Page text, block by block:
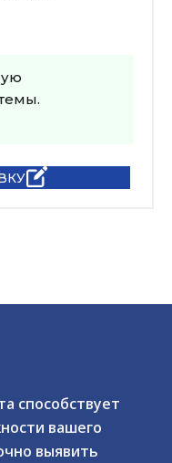
способствует
вашего
выявить